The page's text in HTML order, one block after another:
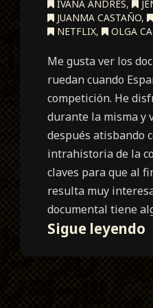
IVANA ANDRÉS,
JUANMA CASTAÑO,
NETFLIX, OLGA
Me gusta ver los
ruedan cuando
competición. He
durante la misma y
después atisbando
intrahistoria de la
claves para que al
resulta muy
documental tiene
Sigue leyendo